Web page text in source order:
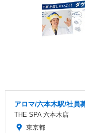
アロマ/六本木駅/社員
THE SPA 六本木店
東京都